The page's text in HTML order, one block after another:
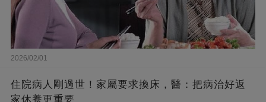
2026/02/01
住院病人剛過世！家屬要求換床，醫：把病治好返
家休養更重要